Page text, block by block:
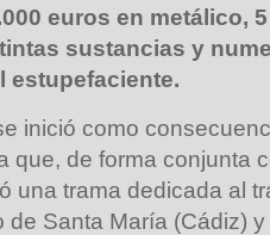
euros en metálico,
sustancias y
estupefaciente.
inició como
que, de forma conjunta
una trama dedicada al
de Santa María (Cádiz)